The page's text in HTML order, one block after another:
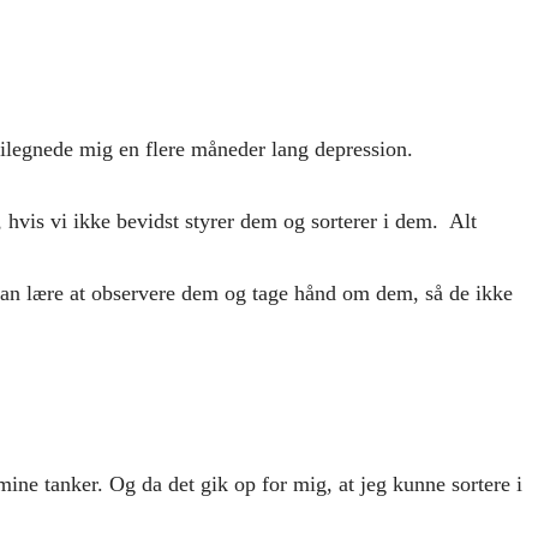
mig en flere måneder lang depression.
hvis vi ikke bevidst styrer dem og sorterer i dem. Alt
lære at observere dem og tage hånd om dem, så de ikke
tanker. Og da det gik op for mig, at jeg kunne sortere i